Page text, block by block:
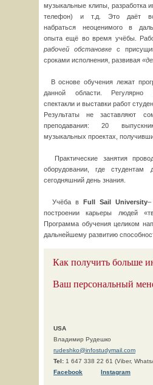
музыкальные клипы, разработка
телефон) и т.д. Это даёт
набраться неоценимого в
опыта ещё во время учёбы.
рабочей обстановке с
сроками исполнения, развивая
В основе обучения лежат
данной области. Регулярно
спектакли и выставки работ
Результаты не заставляют
преподавания: 20
музыкальных проектах,
Практические занятия
оборудовании, где студентам
сегодняшний день знания.
Учёба в Full Sail University–
построении карьеры людей
Программа обучения целиком
дальнейшему развитию
Как получить больше
Ваш персональный
USA
Владимир Рудешко
rudeshko@infostudymail.com
Tel: 1 647 338 22 61 (Viber,
Facebook Instagram